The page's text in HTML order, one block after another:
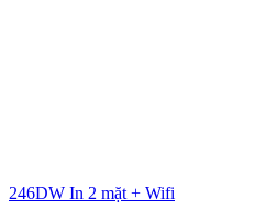
246DW In 2 mặt + Wifi